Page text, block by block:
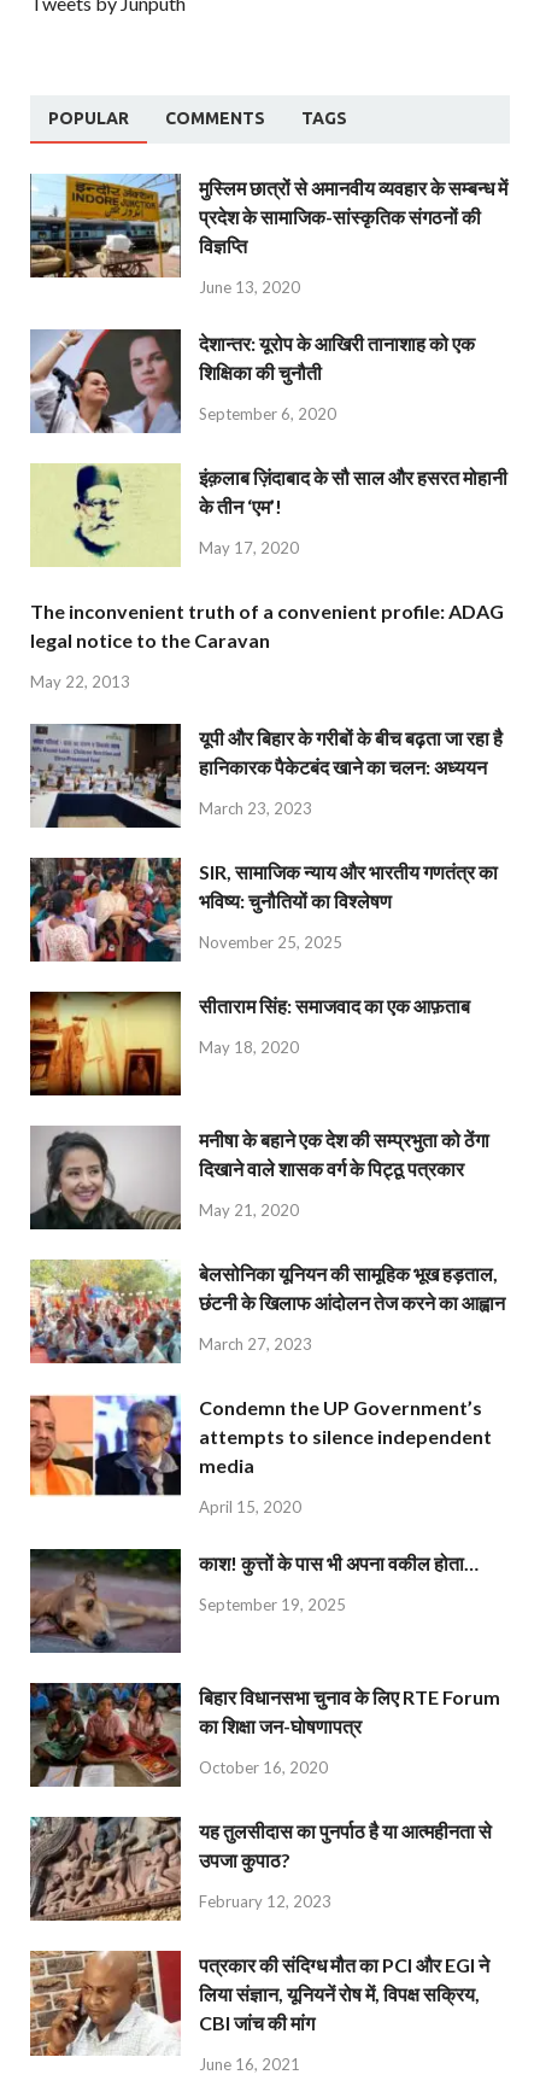
POPULAR COMMENTS TAGS
मुस्लिम छात्रों से अमानवीय व्यवहार के सम्बन्ध में
प्रदेश के सामाजिक-सांस्कृतिक संगठनों की
विज्ञप्ति
June 13, 2020
देशान्‍तर: यूरोप के आखिरी तानाशाह को एक
शिक्षिका की चुनौती
September 6, 2020
इंक़लाब ज़िंदाबाद के सौ साल और हसरत मोहानी
के तीन ‘एम’!
May 17, 2020
The inconvenient truth of a convenient profile: ADAG
legal notice to the Caravan
May 22, 2013
यूपी और बिहार के गरीबों के बीच बढ़ता जा रहा है
हानिकारक पैकेटबंद खाने का चलन: अध्ययन
March 23, 2023
SIR, सामाजिक न्याय और भारतीय गणतंत्र का
भविष्य: चुनौतियों का विश्लेषण
November 25, 2025
सीताराम सिंह: समाजवाद का एक आफ़ताब
May 18, 2020
मनीषा के बहाने एक देश की सम्प्रभुता को ठेंगा
दिखाने वाले शासक वर्ग के पिट्ठू पत्रकार
May 21, 2020
बेलसोनिका यूनियन की सामूहिक भूख हड़ताल,
छंटनी के खिलाफ आंदोलन तेज करने का आह्वान
March 27, 2023
Condemn the UP Government’s
attempts to silence independent
media
April 15, 2020
काश! कुत्तों के पास भी अपना वकील होता…
September 19, 2025
बिहार विधानसभा चुनाव के लिए RTE Forum
का शिक्षा जन-घोषणापत्र
October 16, 2020
यह तुलसीदास का पुनर्पाठ है या आत्महीनता से
उपजा कुपाठ?
February 12, 2023
पत्रकार की संदिग्ध मौत का PCI और EGI ने
लिया संज्ञान, यूनियनें रोष में, विपक्ष सक्रिय,
CBI जांच की मांग
June 16, 2021